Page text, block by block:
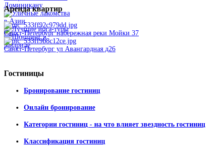
Арендаквартир
Санкт-Петербург набережная реки Мойки 37
Санкт-Петербург ул Авангардная д26
Гостиницы
Бронирование гостиниц
Онлайн бронирование
Категории гостиниц - на что влияет звездность гостиниц
Классификация гостиниц